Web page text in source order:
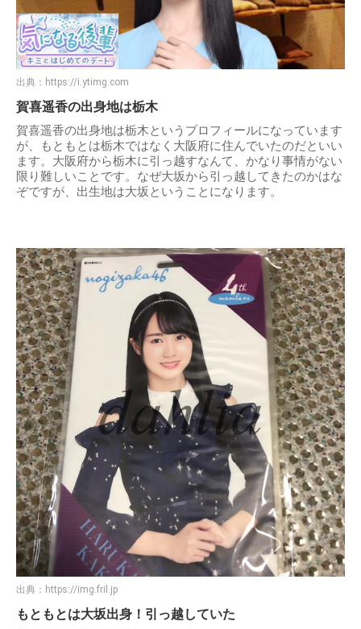
出典： https://i.ytimg.com
賀喜遥香の出身地は栃木
賀喜遥香の出身地は栃木というプロフィールになっています
が、もともとは栃木ではなく大阪府に住んでいたのだといい
ます。大阪府から栃木に引っ越すなんて、かなり事情がない
限り難しいことです。なぜ大坂から引っ越してきたのかはな
ぞですが、出生地は大坂ということになります。
出典： https://img.fril.jp
もともとは大坂出身！引っ越していた